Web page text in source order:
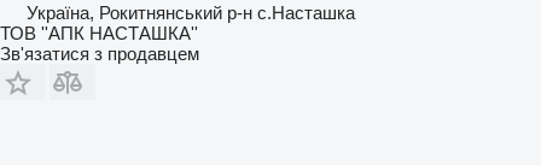
Україна, Рокитнянський р-н с.Насташка
ТОВ ''AПК НАСТАШКА''
Зв'язатися з продавцем